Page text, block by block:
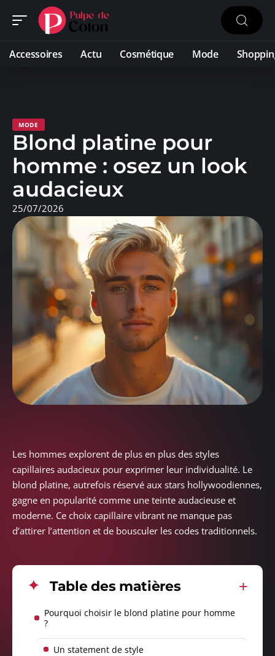
Accessoires Actu Cosmétique Mode
MODE
Blond platine pour
homme : osez un look
audacieux
25/07/2026
Les hommes explorent de plus en plus des styles
capillaires audacieux pour exprimer leur individualité. Le
blond platine, autrefois réservé aux stars hollywoodiennes,
gagne en popularité comme une teinte audacieuse et
moderne. Ce choix capillaire vibrant ne manque pas
d’attirer l’attention et de bousculer les codes traditionnels.
Table des matières
Pourquoi choisir le blond platine pour homme
?
Un statement de style